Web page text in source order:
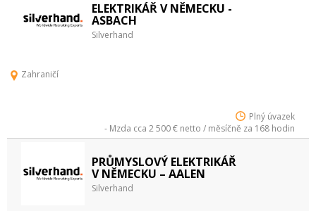
ELEKTRIKÁŘ V NĚMECKU -
ASBACH
Silverhand
Zahraničí
Plný úvazek
- Mzda cca 2 500 € netto / měsíčně za 168 hodin
PRŮMYSLOVÝ ELEKTRIKÁŘ
V NĚMECKU – AALEN
Silverhand